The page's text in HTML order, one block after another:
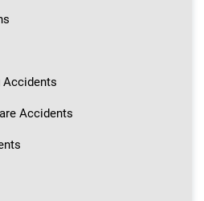
Accidents
Accidents